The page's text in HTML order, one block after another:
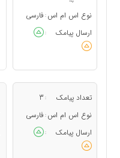
نوع اس ام اس : فارسی
ارسال پیامک
:
تعداد پیامک :
3
نوع اس ام اس : فارسی
ارسال پیامک
: